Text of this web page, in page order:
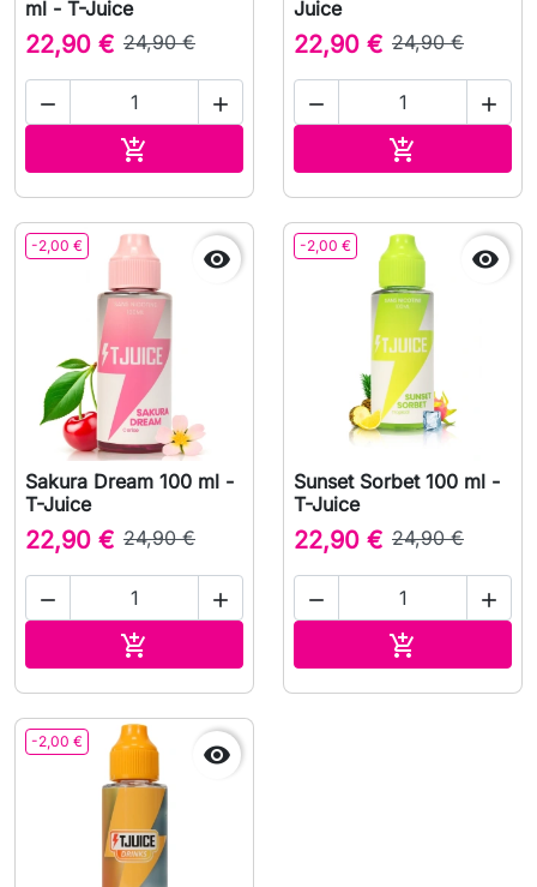
ml - T-Juice
22,90 € 24,90 €
 

Juice
22,90 € 24,90 €
 

-2,00 € 
Sakura Dream 100 ml -
T-Juice
22,90 € 24,90 €
 

-2,00 € 
Sunset Sorbet 100 ml -
T-Juice
22,90 € 24,90 €
 

-2,00 € 